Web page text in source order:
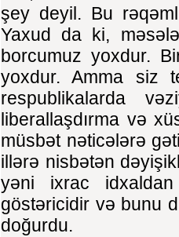
şey deyil. Bu
Yaxud da ki,
borcumuz yoxdur.
yoxdur. Amma siz
respublikalarda
liberallaşdırma və
müsbət nəticələrə
illərə nisbətən
yəni ixrac
göstəricidir və bunu
doğurdu.